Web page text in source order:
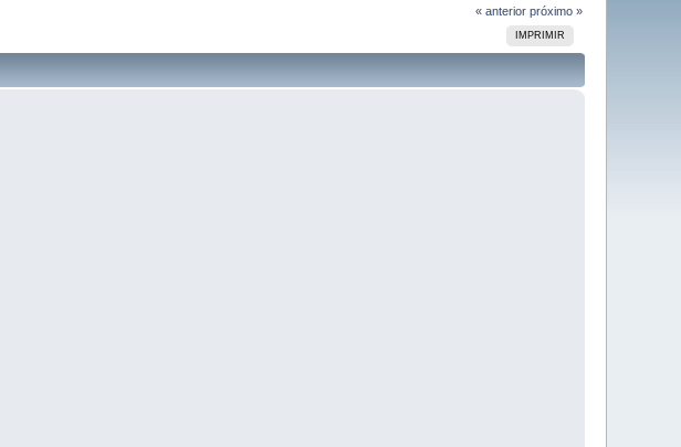
« anterior próximo »
IMPRIMIR